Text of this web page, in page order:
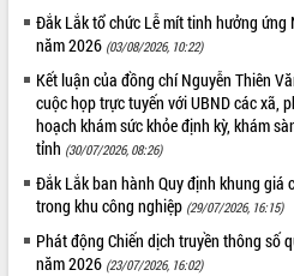
Hôm nay: 9208
Tất cả: 66021948
Đắk Lắk tổ chức Lễ mít tinh hưởng ứng
năm 2026 (03/08/2026, 10:22)
Kết luận của đồng chí Nguyễn Thiên
cuộc họp trực tuyến với UBND các xã,
hoạch khám sức khỏe định kỳ, khám
tỉnh (30/07/2026, 08:26)
Đắk Lắk ban hành Quy định khung giá
trong khu công nghiệp (29/07/2026, 16:15)
Phát động Chiến dịch truyền thông số
năm 2026 (23/07/2026, 16:02)